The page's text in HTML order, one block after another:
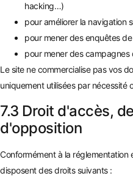
hacking…)
pour améliorer la navigation
pour mener des enquêtes
pour mener des campagnes
Le site ne commercialise pas vos
uniquement utilisées par nécessité
7.3 Droit d'accès,
d'opposition
Conformément à la réglementation
disposent des droits suivants :